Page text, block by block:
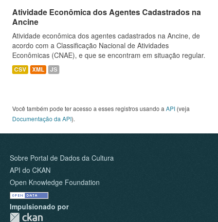
Atividade Econômica dos Agentes Cadastrados na
Ancine
Atividade econômica dos agentes cadastrados na Ancine, de
acordo com a Classificação Nacional de Atividades
Econômicas (CNAE), e que se encontram em situação regular.
CSV XML JS
Você também pode ter acesso a esses registros usando a API (veja
Documentação da API).
Sobre Portal de Dados da Cultura
API do CKAN
Open Knowledge Foundation
Impulsionado por